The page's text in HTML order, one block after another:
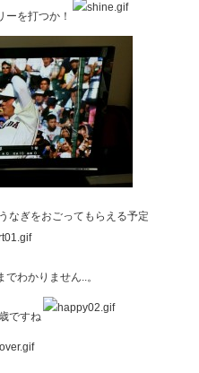
ーを打つか！
なぎをおごってもらえる予定
わかりません..。
ですね